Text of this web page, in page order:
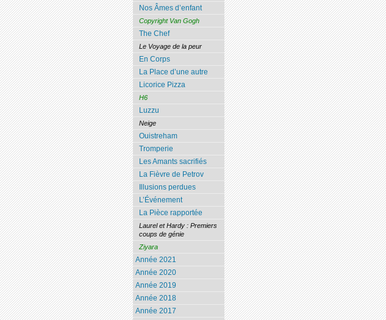
Nos Âmes d’enfant
Copyright Van Gogh
The Chef
Le Voyage de la peur
En Corps
La Place d’une autre
Licorice Pizza
H6
Luzzu
Neige
Ouistreham
Tromperie
Les Amants sacrifiés
La Fièvre de Petrov
Illusions perdues
L’Événement
La Pièce rapportée
Laurel et Hardy : Premiers
coups de génie
Ziyara
Année 2021
Année 2020
Année 2019
Année 2018
Année 2017